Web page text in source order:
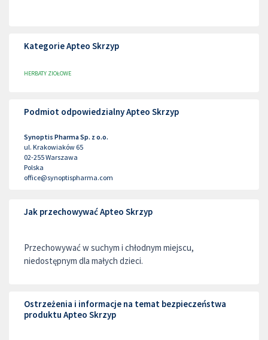
Kategorie Apteo Skrzyp
HERBATY ZIOŁOWE
Podmiot odpowiedzialny Apteo Skrzyp
Synoptis Pharma Sp. z o.o.
ul. Krakowiaków 65
02-255Warszawa
Polska
office@synoptispharma.com
Jak przechowywać Apteo Skrzyp
Przechowywać w suchym i chłodnym miejscu,
niedostępnym dla małych dzieci.
Ostrzeżenia i informacje na temat bezpieczeństwa
produktu Apteo Skrzyp